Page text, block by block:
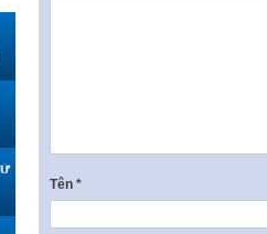
Tên *